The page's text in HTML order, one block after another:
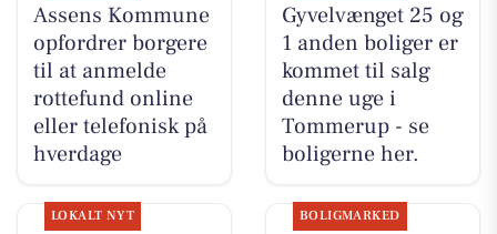
Assens Kommune
opfordrer borgere
til at anmelde
rottefund online
eller telefonisk på
hverdage
Gyvelvænget 25 og
1 anden boliger er
kommet til salg
denne uge i
Tommerup - se
boligerne her.
LOKALT NYT BOLIGMARKED